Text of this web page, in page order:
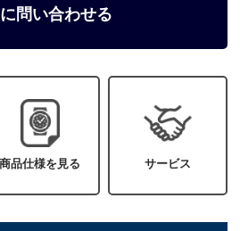
問い合わせる
商品仕様を見る サービス